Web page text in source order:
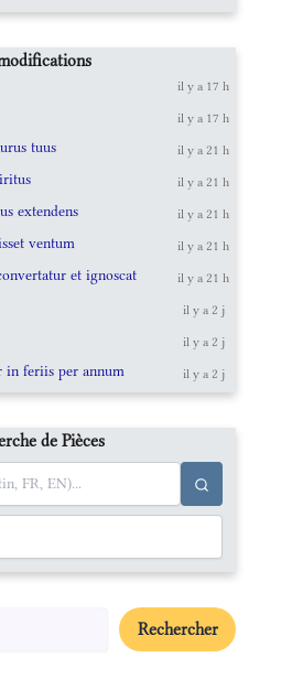
il y a 17 h
il y a 17 h
tuus il y a 21 h
il y a 21 h
extendens il y a 21 h
ventum il y a 21 h
et ignoscat il y a 21 h
il y a 2 j
il y a 2 j
in feriis per annum il y a 2 j
de Pièces
Rechercher